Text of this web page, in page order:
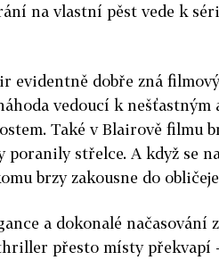
na vlastní pěst vede k
evidentně dobře zná
vedoucí k
Také v Blairově filmu
poranily střelce. A když se
brzy zakousne do
a dokonalé
přesto místy překvapí